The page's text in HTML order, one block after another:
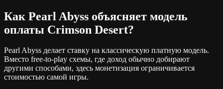
Как Pearl Abyss объясняет модель
оплаты Crimson Desert?
Pearl Abyss делает ставку на классическую платную модель.
Вместо free-to-play схемы, где доход обычно добирают
другими способами, здесь монетизация ограничивается
стоимостью самой игры.